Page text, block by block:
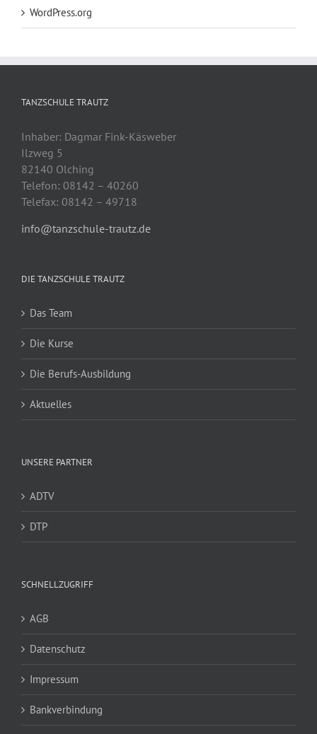
WordPress.org
TANZSCHULE TRAUTZ
Inhaber: Dagmar Fink-Käsweber
Ilzweg 5
82140 Olching
Telefon: 08142 – 40260
Telefax: 08142 – 49718
info@tanzschule-trautz.de
DIE TANZSCHULE TRAUTZ
Das Team
Die Kurse
Die Berufs-Ausbildung
Aktuelles
UNSERE PARTNER
ADTV
DTP
SCHNELLZUGRIFF
AGB
Datenschutz
Impressum
Bankverbindung